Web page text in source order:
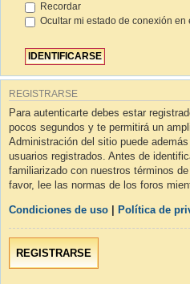
Recordar
Ocultar mi estado de conexión en
REGISTRARSE
Para autenticarte debes estar
pocos segundos y te permitirá un
Administración del sitio puede
usuarios registrados. Antes de
familiarizado con nuestros términos
favor, lee las normas de los foros
Condiciones de uso Política de
REGISTRARSE